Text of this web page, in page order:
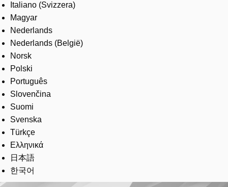
Italiano (Svizzera)
Magyar
Nederlands
Nederlands (België)
Norsk
Polski
Português
Slovenčina
Suomi
Svenska
Türkçe
Ελληνικά
日本語
한국어